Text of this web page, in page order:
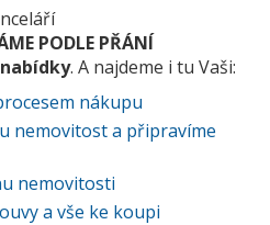
PODLE PŘÁNÍ
. A najdeme i tu Vaši:
nákupu
nemovitost a připravíme
nemovitosti
a vše ke koupi